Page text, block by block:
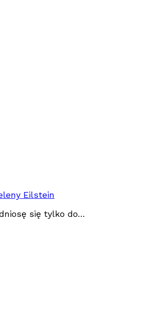
Eilstein
się tylko do…